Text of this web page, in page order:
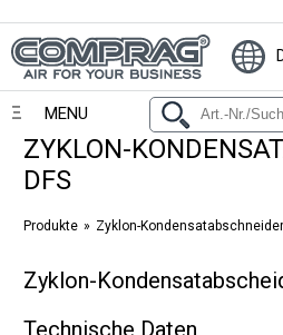
MENU
ZYKLON-
DFS
Produkte Zyklon-Kondensatabschneider
Zyklon-
Technische Daten